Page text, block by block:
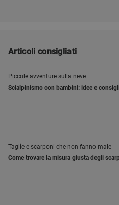
Articoli consigliati
Piccole avventure sulla neve
Scialpinismo con bambini: idee e
Taglie e scarponi che non fanno male
Come trovare la misura giusta degli